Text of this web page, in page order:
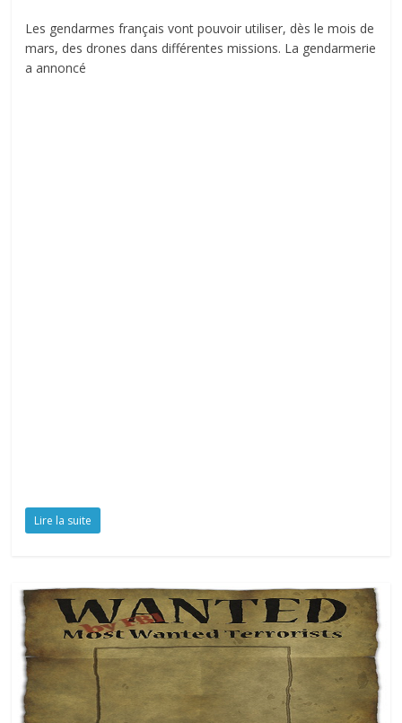
Les gendarmes français vont pouvoir utiliser, dès le mois de
mars, des drones dans différentes missions. La gendarmerie
a annoncé
Lire la suite